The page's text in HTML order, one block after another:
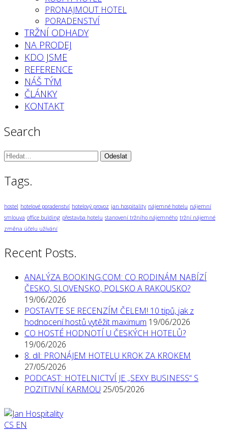
PRONAJMOUT HOTEL
PORADENSTVÍ
TRŽNÍ ODHADY
NA PRODEJ
KDO JSME
REFERENCE
NÁŠ TÝM
ČLÁNKY
KONTAKT
Search
Vyhledávání:
Tags.
hostel hotelové poradenství hotelový provoz jan hospitality nájemné hotelu nájemní
smlouva office bulding přestavba hotelu stanovení tržního nájemného tržní nájemné
změna účelu užívání
Recent Posts.
ANALÝZA BOOKING.COM: CO RODINÁM NABÍZÍ
ČESKO, SLOVENSKO, POLSKO A RAKOUSKO?
19/06/2026
POSTAVTE SE RECENZÍM ČELEM! 10 tipů, jak z
hodnocení hostů vytěžit maximum 19/06/2026
CO HOSTÉ HODNOTÍ U ČESKÝCH HOTELŮ?
19/06/2026
8. díl: PRONÁJEM HOTELU KROK ZA KROKEM
27/05/2026
PODCAST: HOTELNICTVÍ JE „SEXY BUSINESS“ S
POZITIVNÍ KARMOU 25/05/2026
CS EN